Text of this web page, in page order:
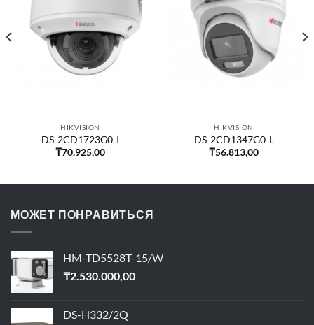
HIKVISION
DS-2CD1723G0-I
₸70.925,00
HIKVISION
DS-2CD1347G0-L
₸56.813,00
МОЖЕТ ПОНРАВИТЬСЯ
HM-TD5528T-15/W
₸2.530.000,00
DS-H332/2Q